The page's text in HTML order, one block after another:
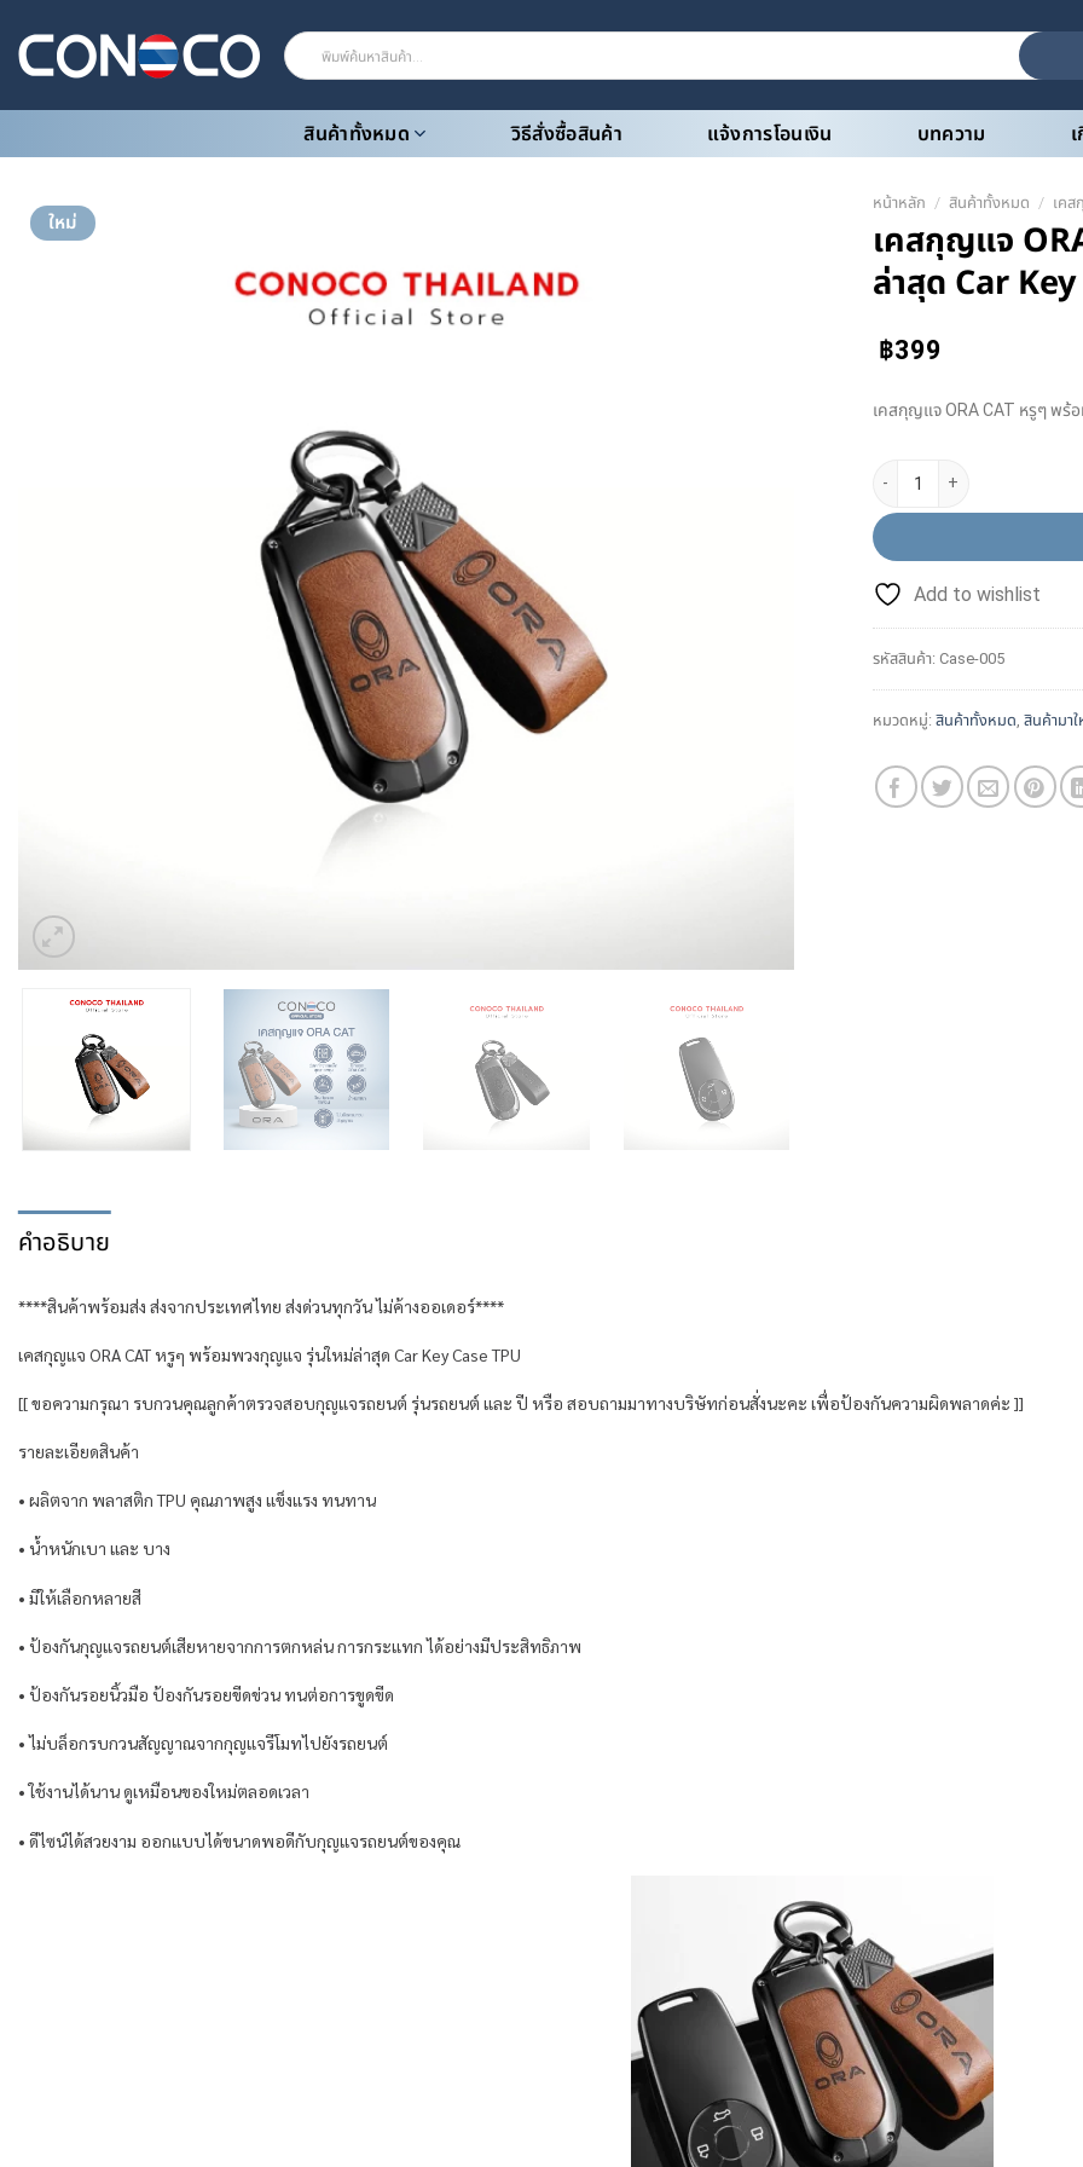
content
ค้นหา:
สินค้าทั้งหมด วิธีสั่งซื้อสินค้า แจ้งการโอนเงิน บทความ
ใหม่
หน้าหลัก / สินค้าทั้งหมด / เค
เคสกุญแจ
ล่าสุด Car
฿399
เคสกุญแจ ORA CAT หรูๆ พร้
Add to wishlist
รหัสสินค้า: Case-005
หมวดหมู่: สินค้าทั้งหมด สินค้ามาใ
คำอธิบาย
****สินค้าพร้อมส่ง ส่งจากประเทศไทย ส่งด่วนทุกวัน ไม่ค้างออเดอร์****
เคสกุญแจ ORA CAT หรูๆ พร้อมพวงกุญแจ รุ่นใหม่ล่าสุด Car Key Case TPU
[[ ขอความกรุณา รบกวนคุณลูกค้าตรวจสอบกุญแจรถยนต์ รุ่นรถยนต์ และ ปี หรือ สอบถามมาทางบริษัทก่อนสั่งนะคะ เพื่อป้องกันความผิดพลาดค่ะ ]]
รายละเอียดสินค้า
• ผลิตจาก พลาสติก TPU คุณภาพสูง แข็งแรง ทนทาน
• น้ำหนักเบา และ บาง
• มีให้เลือกหลายสี
• ป้องกันกุญแจรถยนต์เสียหายจากการตกหล่น การกระแทก ได้อย่างมีประสิทธิภาพ
• ป้องกันรอยนิ้วมือ ป้องกันรอยขีดข่วน ทนต่อการขูดขีด
• ไม่บล็อกรบกวนสัญญาณจากกุญแจรีโมทไปยังรถยนต์
• ใช้งานได้นาน ดูเหมือนของใหม่ตลอดเวลา
• ดีไซน์ได้สวยงาม ออกแบบได้ขนาดพอดีกับกุญแจรถยนต์ของคุณ